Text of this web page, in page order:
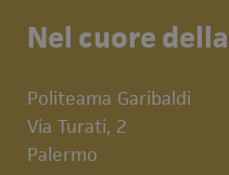
Nel cuore
Politeama Garibaldi
Via Turati, 2
Palermo